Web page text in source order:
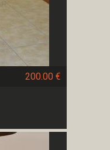
200.00 €